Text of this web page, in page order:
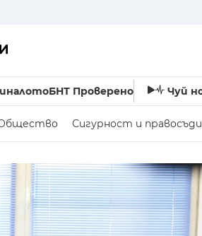
БНТ Проверено Чуй
Сигурност и